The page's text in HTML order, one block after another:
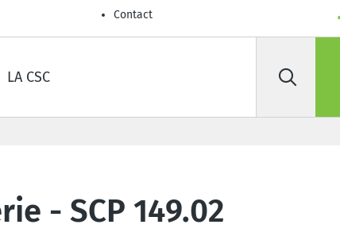
Contact
LA CSC Rechercher
- SCP 149.02